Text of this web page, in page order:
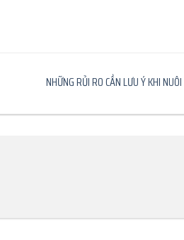
NHỮNG RỦI RO CẦN LƯU Ý KHI